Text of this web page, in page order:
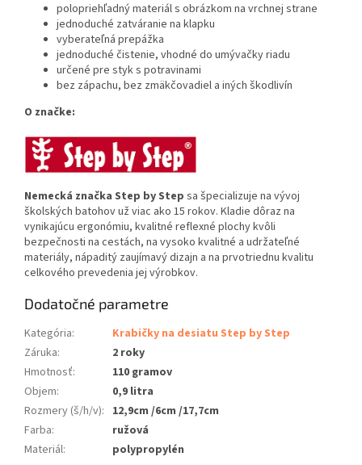
polopriehľadný materiál s obrázkom na vrchnej strane
jednoduché zatváranie na klapku
vyberateľná prepážka
jednoduché čistenie, vhodné do umývačky riadu
určené pre styk s potravinami
bez zápachu, bez zmäkčovadiel a iných škodlivín
O značke:
Nemecká značka Step by Step sa špecializuje na vývoj
školských batohov už viac ako 15 rokov. Kladie dôraz na
vynikajúcu ergonómiu, kvalitné reflexné plochy kvôli
bezpečnosti na cestách, na vysoko kvalitné a udržateľné
materiály, nápaditý zaujímavý dizajn a na prvotriednu kvalitu
celkového prevedenia jej výrobkov.
Dodatočné parametre
Kategória:
Krabičky na desiatu Step by Step
Záruka:
2 roky
Hmotnosť:
110 gramov
Objem:
0,9 litra
Rozmery (š/h/v): 12,9cm /6cm /17,7cm
Farba:
ružová
Materiál: polypropylén